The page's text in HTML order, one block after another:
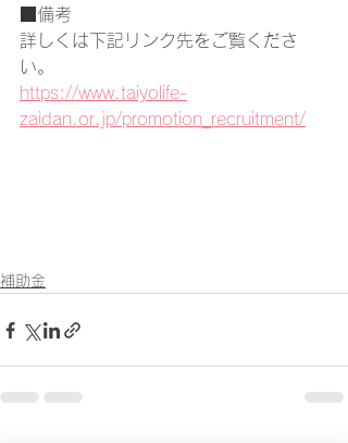
■備考
詳しくは下記リンク先をご覧くださ
い。
https://www.taiyolife-
zaidan.or.jp/promotion_recruitment/
補助金